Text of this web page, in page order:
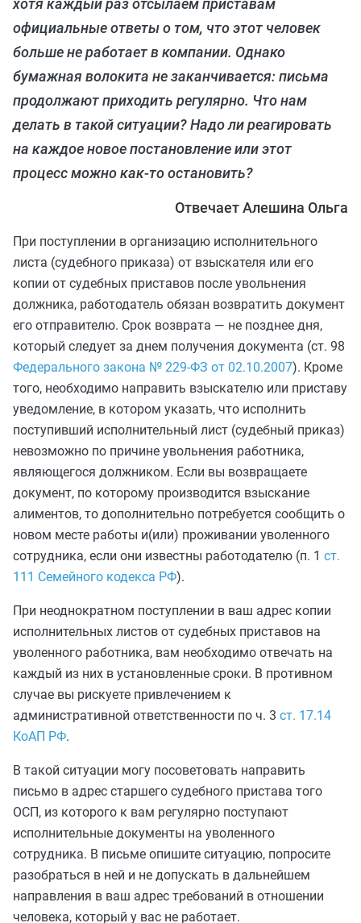
хотя каждый раз отсылаем приставам
официальные ответы о том, что этот человек
больше не работает в компании. Однако
бумажная волокита не заканчивается: письма
продолжают приходить регулярно. Что нам
делать в такой ситуации? Надо ли реагировать
на каждое новое постановление или этот
процесс можно как-то остановить?
Отвечает Алешина Ольга
При поступлении в организацию исполнительного
листа (судебного приказа) от взыскателя или его
копии от судебных приставов после увольнения
должника, работодатель обязан возвратить документ
его отправителю. Срок возврата — не позднее дня,
который следует за днем получения документа (ст. 98
Федерального закона № 229-ФЗ от 02.10.2007). Кроме
того, необходимо направить взыскателю или приставу
уведомление, в котором указать, что исполнить
поступивший исполнительный лист (судебный приказ)
невозможно по причине увольнения работника,
являющегося должником. Если вы возвращаете
документ, по которому производится взыскание
алиментов, то дополнительно потребуется сообщить о
новом месте работы и(или) проживании уволенного
сотрудника, если они известны работодателю (п. 1 ст.
111 Семейного кодекса РФ).
При неоднократном поступлении в ваш адрес копии
исполнительных листов от судебных приставов на
уволенного работника, вам необходимо отвечать на
каждый из них в установленные сроки. В противном
случае вы рискуете привлечением к
административной ответственности по ч. 3 ст. 17.14
КоАП РФ.
В такой ситуации могу посоветовать направить
письмо в адрес старшего судебного пристава того
ОСП, из которого к вам регулярно поступают
исполнительные документы на уволенного
сотрудника. В письме опишите ситуацию, попросите
разобраться в ней и не допускать в дальнейшем
направления в ваш адрес требований в отношении
человека, который у вас не работает.